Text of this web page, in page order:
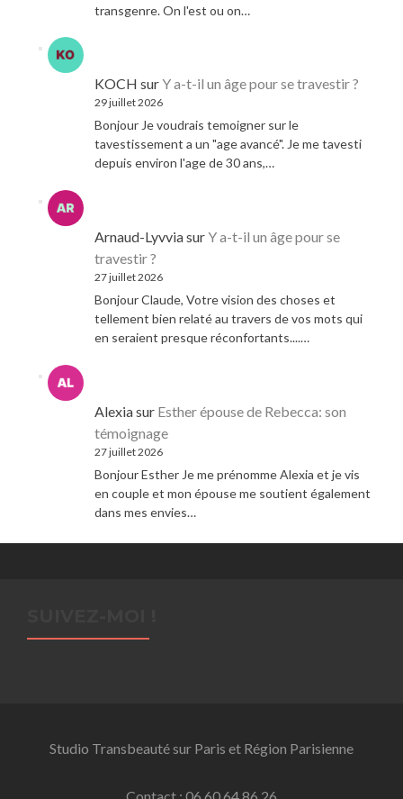
transgenre. On l'est ou on…
KOCH surY a-t-il un âge pour se travestir ?
29 juillet 2026
Bonjour Je voudrais temoigner sur le
tavestissement a un "age avancé". Je me tavesti
depuis environ l'age de 30 ans,…
Arnaud-LyvviasurY a-t-il un âge pour se
travestir ?
27 juillet 2026
Bonjour Claude, Votre vision des choses et
tellement bien relaté au travers de vos mots qui
en seraient presque réconfortants....…
Alexiasur Esther épouse de Rebecca: son
témoignage
27 juillet 2026
Bonjour Esther Je me prénomme Alexia et je vis
en couple et mon épouse me soutient également
dans mes envies…
Studio Transbeauté sur Paris et Région Parisienne
Contact : 06 60 64 86 26